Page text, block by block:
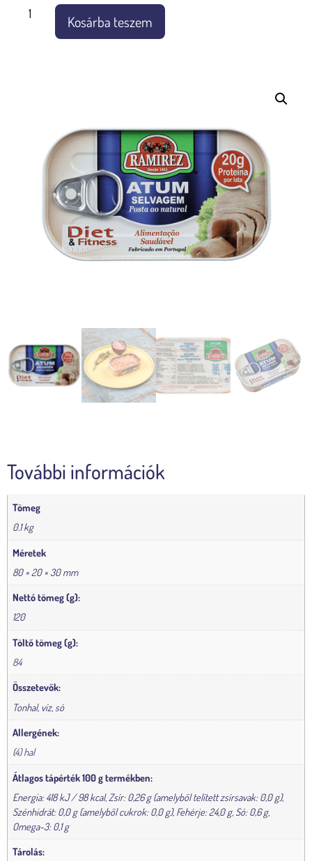
Kosárba teszem
További információk
Tömeg
0.1 kg
Méretek
80 × 20 × 30 mm
Nettó tömeg (g):
120
Töltő tömeg (g):
84
Összetevők:
Tonhal, víz, só
Allergének:
(4) hal
Átlagos tápérték 100 g termékben:
Energia: 418 kJ / 98 kcal, Zsír: 0,26 g (amelyből telített zsírsavak: 0,0 g),
Szénhidrát: 0,0 g (amelyből cukrok: 0,0 g), Fehérje: 24,0 g, Só: 0,6 g,
Omega-3: 0,1 g
Tárolás: